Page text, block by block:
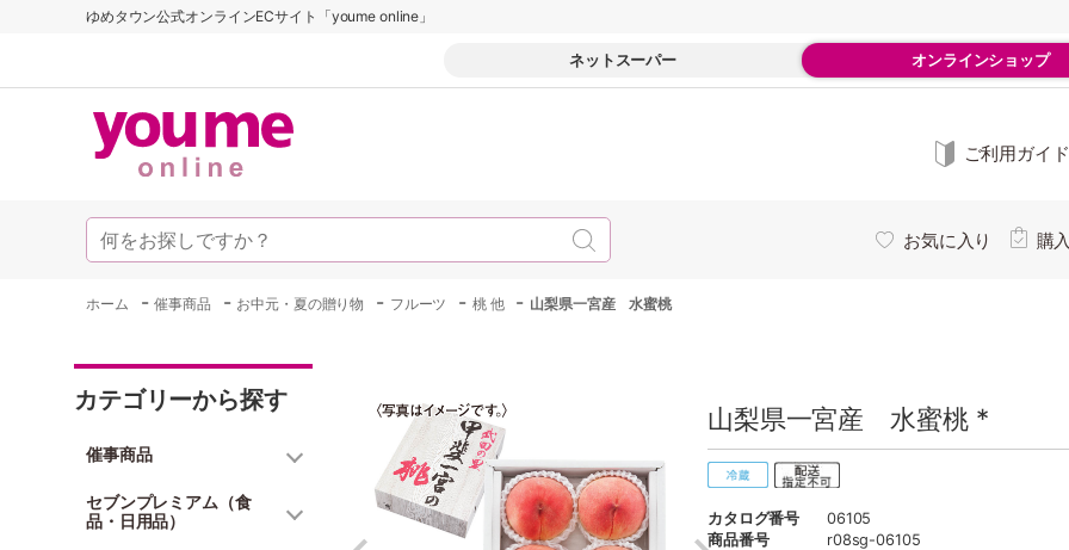
ゆめタウン公式オンラインECサイト「youme online」
ネットスーパー オンラインショップ
ご利用ガイド
お気に入り 購
ホーム -催事商品 - お中元・夏の贈り物 - フルーツ - 桃 他 - 山梨県一宮産 水蜜桃
カテゴリーから探す
催事商品
セブンプレミアム（食
品・日用品）
山梨県一宮産 水蜜桃 *
カタログ番号
06105
商品番号
r08sg-06105